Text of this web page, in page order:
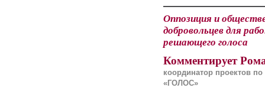
Оппозиция и
добровольцев для
решающего голоса
Комментирует
координатор проектов
«ГОЛОС»